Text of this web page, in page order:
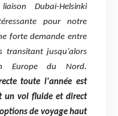
Dubaï-Helsinki
pour notre
forte demande entre
transitant jusqu’alors
Europe du Nord.
toute l'année est
un vol fluide et direct
de voyage haut